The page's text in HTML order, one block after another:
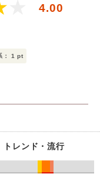
4.00
：1pt
トレンド・流行